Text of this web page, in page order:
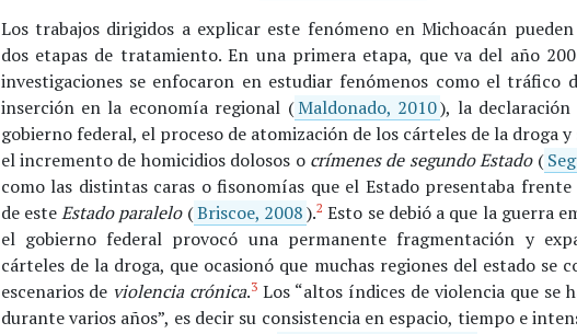
Los trabajos dirigidos a explicar este fenómeno en Michoacán
dos etapas de tratamiento. En una primera etapa, que va del año
investigaciones se enfocaron en estudiar fenómenos como el tráfico
inserción en la economía regional (Maldonado, 2010), la
gobierno federal, el proceso de atomización de los cárteles de la droga y
el incremento de homicidios dolosos o crímenes de segundo Estado(
como las distintas caras o fisonomías que el Estado presentaba frente
de esteEstado paralelo(Briscoe, 2008).2 Esto se debió a que la guerra
el gobierno federal provocó una permanente fragmentación y
cárteles de la droga, que ocasionó que muchas regiones del estado se
escenarios de violencia crónica.3 Los “altos índices de violencia que se
durante varios años”, es decir su consistencia en espacio, tiempo e